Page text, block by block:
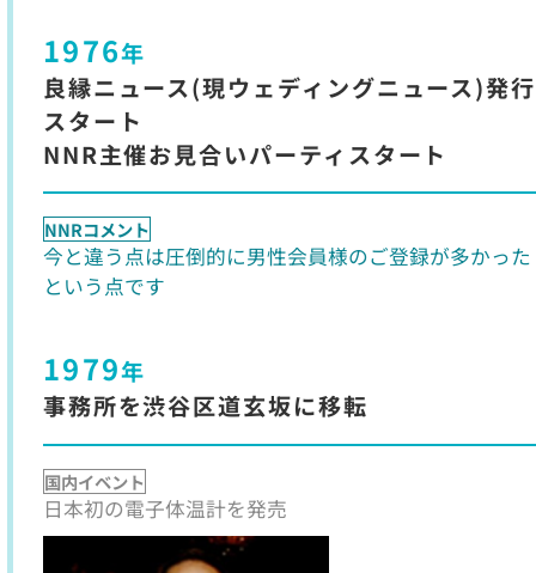
1976年
良縁ニュース(現ウェディングニュース)発行
スタート
NNR主催お見合いパーティスタート
NNRコメント
今と違う点は圧倒的に男性会員様のご登録が多かった
という点です
1979年
事務所を渋谷区道玄坂に移転
国内イベント
日本初の電子体温計を発売